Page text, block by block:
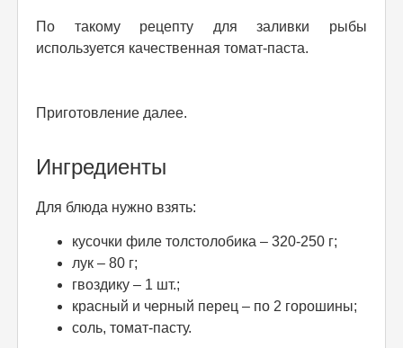
По такому рецепту для заливки рыбы
используется качественная томат-паста.
Приготовление далее.
Ингредиенты
Для блюда нужно взять:
кусочки филе толстолобика – 320-250 г;
лук – 80 г;
гвоздику – 1 шт.;
красный и черный перец – по 2 горошины;
соль, томат-пасту.